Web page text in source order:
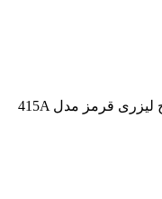
کارتریج لیزری قرمز مدل 415A